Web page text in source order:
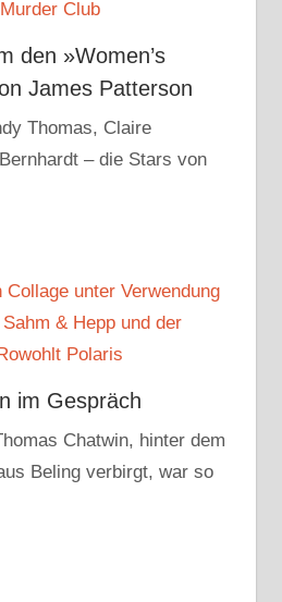
den »Women’s
James Patterson
Thomas, Claire
– die Stars von
im Gespräch
Chatwin, hinter dem
Beling verbirgt, war so